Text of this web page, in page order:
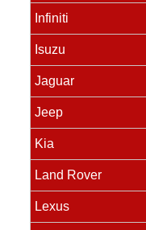
Infiniti
Isuzu
Jaguar
Jeep
Kia
Land Rover
Lexus